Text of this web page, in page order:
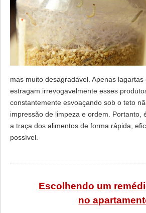
mas muito desagradável. Apenas
estragam irrevogavelmente esses
constantemente esvoaçando sob o teto
impressão de limpeza e ordem. Portanto,
a traça dos alimentos de forma rápida,
possível.
Escolhendo um
no